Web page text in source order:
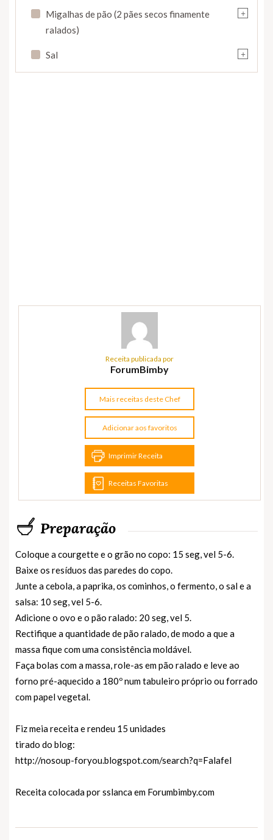
+
Migalhas de pão (2 pães secos finamente
ralados)
+
Sal
Receita publicada por
ForumBimby
Mais receitas deste Chef
Adicionar aos favoritos
Imprimir Receita
Receitas Favoritas
Preparação
Coloque a courgette e o grão no copo: 15 seg, vel 5-6.
Baixe os resíduos das paredes do copo.
Junte a cebola, a paprika, os cominhos, o fermento, o sal e a
salsa: 10 seg, vel 5-6.
Adicione o ovo e o pão ralado: 20 seg, vel 5.
Rectifique a quantidade de pão ralado, de modo a que a
massa fique com uma consistência moldável.
Faça bolas com a massa, role-as em pão ralado e leve ao
forno pré-aquecido a 180º num tabuleiro próprio ou forrado
com papel vegetal.
Fiz meia receita e rendeu 15 unidades
tirado do blog:
http://nosoup-foryou.blogspot.com/search?q=Falafel
Receita colocada por sslanca em Forumbimby.com